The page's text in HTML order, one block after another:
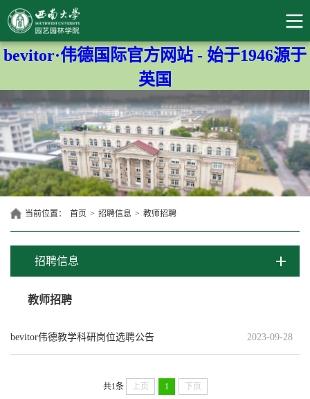
bevitor·伟德国际官方网站 - 始于1946源于
英国
当前位置： 首页 > 招聘信息 > 教师招聘
招聘信息
教师招聘
bevitor伟德教学科研岗位选聘公告 2023-09-28
共1条 上页 1 下页